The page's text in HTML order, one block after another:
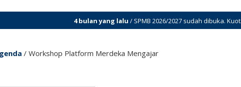
4 bulan yang lalu / SPMB 2026/2027 sudah dibuka. Kuota
dan SPMB ditutup!
/ Workshop Platform Merdeka Mengajar